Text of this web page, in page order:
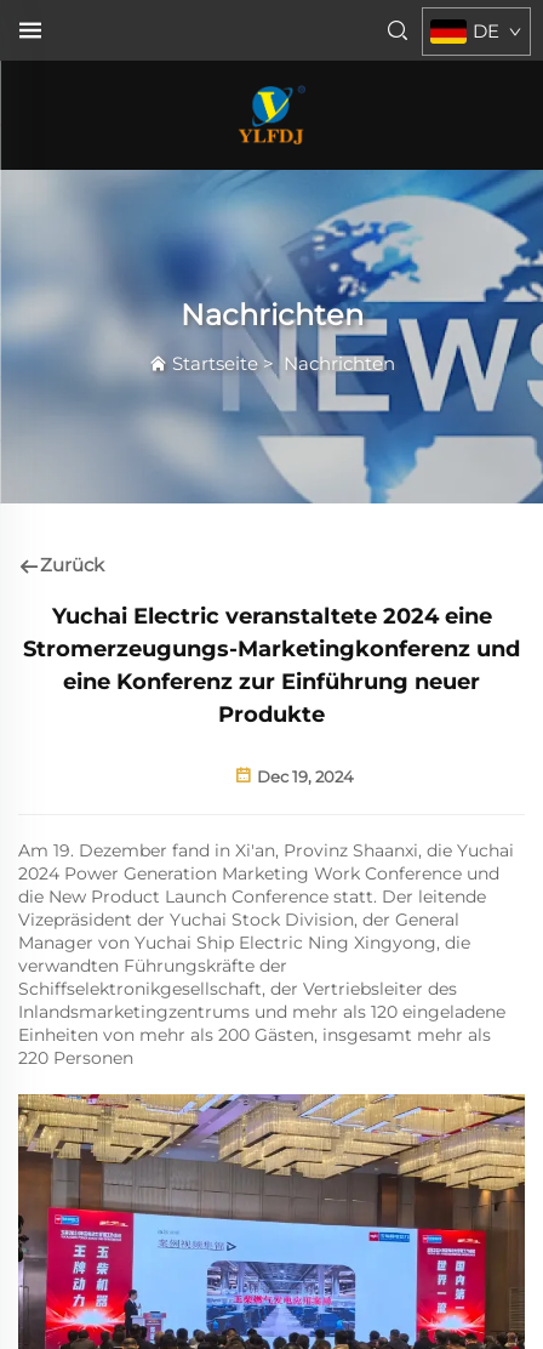
DE
Nachrichten
Startseite> Nachrichten
Zurück
Yuchai Electric veranstaltete 2024 eine
Stromerzeugungs-Marketingkonferenz und
eine Konferenz zur Einführung neuer
Produkte
Dec 19, 2024
Am 19. Dezember fand in Xi'an, Provinz Shaanxi, die Yuchai
2024 Power Generation Marketing Work Conference und
die New Product Launch Conference statt. Der leitende
Vizepräsident der Yuchai Stock Division, der General
Manager von Yuchai Ship Electric Ning Xingyong, die
verwandten Führungskräfte der
Schiffselektronikgesellschaft, der Vertriebsleiter des
Inlandsmarketingzentrums und mehr als 120 eingeladene
Einheiten von mehr als 200 Gästen, insgesamt mehr als
220 Personen